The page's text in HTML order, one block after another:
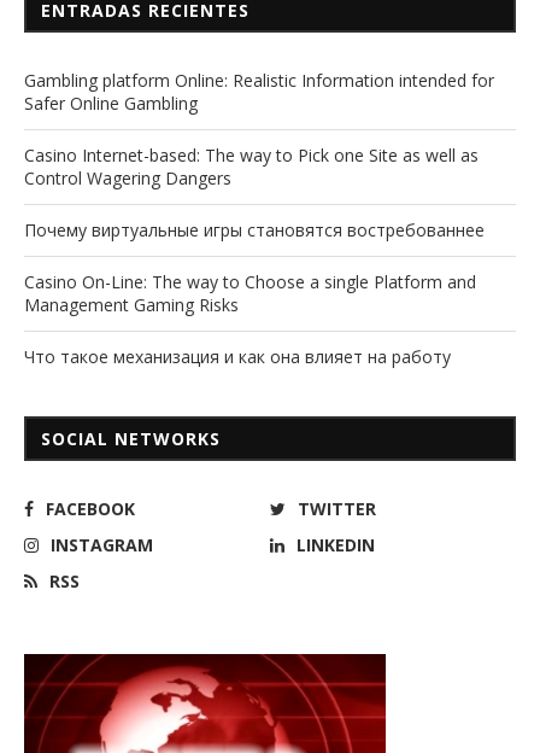
ENTRADAS RECIENTES
Gambling platform Online: Realistic Information intended for
Safer Online Gambling
Casino Internet-based: The way to Pick one Site as well as
Control Wagering Dangers
Почему виртуальные игры становятся востребованнее
Casino On-Line: The way to Choose a single Platform and
Management Gaming Risks
Что такое механизация и как она влияет на работу
SOCIAL NETWORKS
FACEBOOK
TWITTER
INSTAGRAM
LINKEDIN
RSS